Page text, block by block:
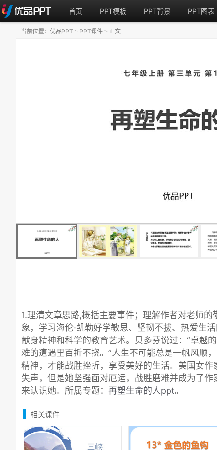
首页 PPT模板 PPT背景 PPT图表
1.理清文章思路,概括主要事件；理解作者对老师
象，学习海伦·凯勒好学敏思、坚韧不拔、热爱生
献身精神和科学的教育艺术。贝多芬说过：“卓越
难的遭遇里百折不挠。”人生不可能总是一帆风顺
精神，才能战胜挫折，享受美好的生活。美国女作
失声，但是她坚强面对厄运，战胜磨难并成为了
来认识她。所属专题： 再塑生命的人ppt。
当前位置： 优品PPT > PPT课件 > 正文
相关课件